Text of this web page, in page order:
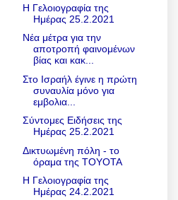
Η Γελοιογραφία της
Ημέρας 25.2.2021
Νέα μέτρα για την
αποτροπή φαινομένων
βίας και κακ...
Στο Ισραήλ έγινε η πρώτη
συναυλία μόνο για
εμβολια...
Σύντομες Ειδήσεις της
Ημέρας 25.2.2021
Δικτυωμένη πόλη - το
όραμα της TOYOTA
Η Γελοιογραφία της
Ημέρας 24.2.2021